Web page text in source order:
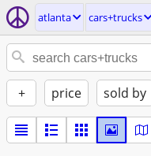
atlanta cars+trucks
+ price sold by